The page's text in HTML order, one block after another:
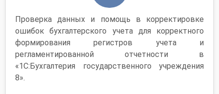
Проверка данных и помощь в корректировке
ошибок бухгалтерского учета для корректного
формирования регистров учета и
регламентированной отчетности в
«1С:Бухгалтерия государственного учреждения
8».